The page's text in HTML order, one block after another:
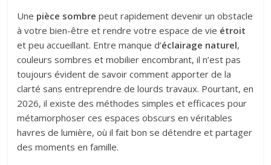
Une pièce sombre peut rapidement devenir un obstacle
à votre bien-être et rendre votre espace de vie étroit
et peu accueillant. Entre manque d’éclairage naturel,
couleurs sombres et mobilier encombrant, il n’est pas
toujours évident de savoir comment apporter de la
clarté sans entreprendre de lourds travaux. Pourtant, en
2026, il existe des méthodes simples et efficaces pour
métamorphoser ces espaces obscurs en véritables
havres de lumière, où il fait bon se détendre et partager
des moments en famille.